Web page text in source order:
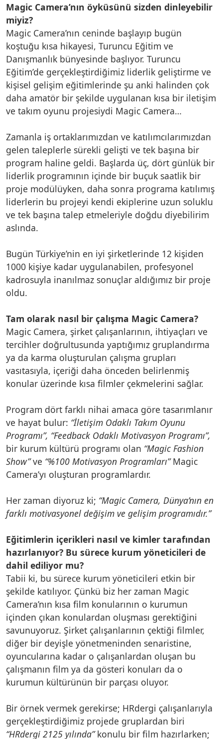
Magic Camera’nın öyküsünü sizden dinleyebilir
miyiz?
Magic Camera’nın ceninde başlayıp bugün
koştuğu kısa hikayesi, Turuncu Eğitim ve
Danışmanlık bünyesinde başlıyor. Turuncu
Eğitim’de gerçekleştirdiğimiz liderlik geliştirme ve
kişisel gelişim eğitimlerinde şu anki halinden çok
daha amatör bir şekilde uygulanan kısa bir iletişim
ve takım oyunu projesiydi Magic Camera…
Zamanla iş ortaklarımızdan ve katılımcılarımızdan
gelen taleplerle sürekli gelişti ve tek başına bir
program haline geldi. Başlarda üç, dört günlük bir
liderlik programının içinde bir buçuk saatlik bir
proje modülüyken, daha sonra programa katılımış
liderlerin bu projeyi kendi ekiplerine uzun soluklu
ve tek başına talep etmeleriyle doğdu diyebilirim
aslında.
Bugün Türkiye’nin en iyi şirketlerinde 12 kişiden
1000 kişiye kadar uygulanabilen, profesyonel
kadrosuyla inanılmaz sonuçlar aldığımız bir proje
oldu.
Tam olarak nasıl bir çalışma Magic Camera?
Magic Camera, şirket çalışanlarının, ihtiyaçları ve
tercihler doğrultusunda yaptığımız gruplandırma
ya da karma oluşturulan çalışma grupları
vasıtasıyla, içeriği daha önceden belirlenmiş
konular üzerinde kısa filmler çekmelerini sağlar.
Program dört farklı nihai amaca göre tasarımlanır
ve hayat bulur: “İletişim Odaklı Takım Oyunu
Programı”, “Feedback Odaklı Motivasyon Programı”,
bir kurum kültürü programı olan “Magic Fashion
Show”ve “%100 Motivasyon Programları”Magic
Camera’yı oluşturan programlardır.
Her zaman diyoruz ki; “Magic Camera, Dünya’nın en
farklı motivasyonel değişim ve gelişim programıdır.”
Eğitimlerin içerikleri nasıl ve kimler tarafından
hazırlanıyor? Bu sürece kurum yöneticileri de
dahil ediliyor mu?
Tabii ki, bu sürece kurum yöneticileri etkin bir
şekilde katılıyor. Çünkü biz her zaman Magic
Camera’nın kısa film konularının o kurumun
içinden çıkan konulardan oluşması gerektiğini
savunuyoruz. Şirket çalışanlarının çektiği filmler,
diğer bir deyişle yönetmeninden senaristine,
oyuncularına kadar o çalışanlardan oluşan bu
çalışmanın film ya da gösteri konuları da o
kurumun kültürünün bir parçası oluyor.
Bir örnek vermek gerekirse; HRdergi çalışanlarıyla
gerçekleştirdiğimiz projede gruplardan biri
“HRdergi 2125 yılında”konulu bir film hazırlarken;